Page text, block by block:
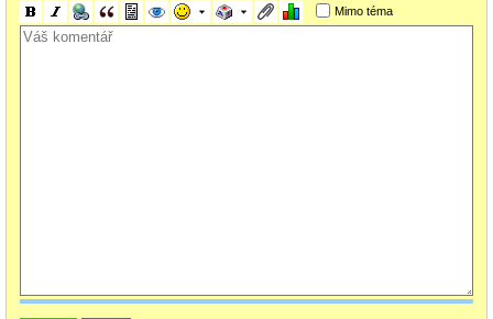
Mimo téma